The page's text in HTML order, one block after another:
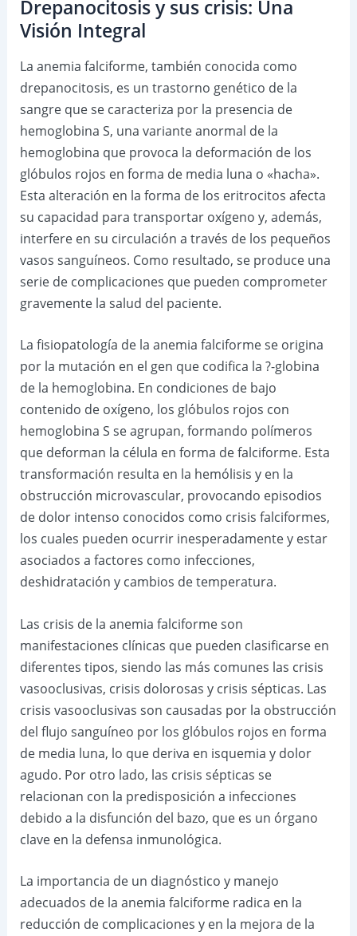
Drepanocitosis y sus crisis: Una
Visión Integral
La anemia falciforme, también conocida como
drepanocitosis, es un trastorno genético de la
sangre que se caracteriza por la presencia de
hemoglobina S, una variante anormal de la
hemoglobina que provoca la deformación de los
glóbulos rojos en forma de media luna o «hacha».
Esta alteración en la forma de los eritrocitos afecta
su capacidad para transportar oxígeno y, además,
interfere en su circulación a través de los pequeños
vasos sanguíneos. Como resultado, se produce una
serie de complicaciones que pueden comprometer
gravemente la salud del paciente.
La fisiopatología de la anemia falciforme se origina
por la mutación en el gen que codifica la ?-globina
de la hemoglobina. En condiciones de bajo
contenido de oxígeno, los glóbulos rojos con
hemoglobina S se agrupan, formando polímeros
que deforman la célula en forma de falciforme. Esta
transformación resulta en la hemólisis y en la
obstrucción microvascular, provocando episodios
de dolor intenso conocidos como crisis falciformes,
los cuales pueden ocurrir inesperadamente y estar
asociados a factores como infecciones,
deshidratación y cambios de temperatura.
Las crisis de la anemia falciforme son
manifestaciones clínicas que pueden clasificarse en
diferentes tipos, siendo las más comunes las crisis
vasooclusivas, crisis dolorosas y crisis sépticas. Las
crisis vasooclusivas son causadas por la obstrucción
del flujo sanguíneo por los glóbulos rojos en forma
de media luna, lo que deriva en isquemia y dolor
agudo. Por otro lado, las crisis sépticas se
relacionan con la predisposición a infecciones
debido a la disfunción del bazo, que es un órgano
clave en la defensa inmunológica.
La importancia de un diagnóstico y manejo
adecuados de la anemia falciforme radica en la
reducción de complicaciones y en la mejora de la